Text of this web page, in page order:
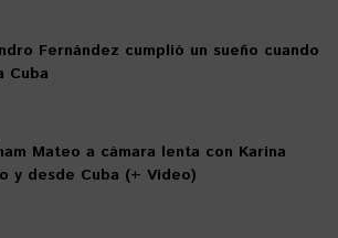
Fernández cumplió un sueño cuando
Cuba
Mateo a cámara lenta con Karina
y desde Cuba (+ Video)